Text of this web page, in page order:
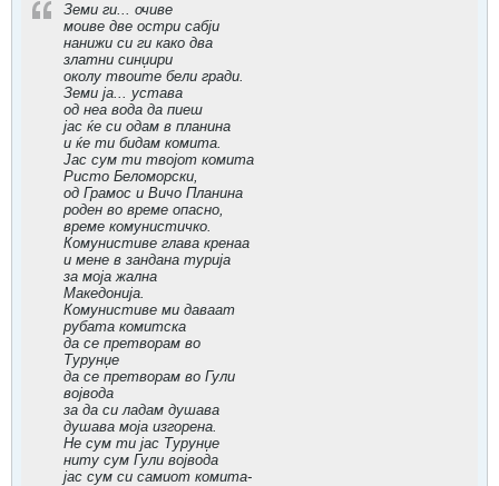
Земи ги... очиве
моиве две остри сабји
нанижи си ги како два
златни синџири
околу твоите бели гради.
Земи ја... устава
од неа вода да пиеш
јас ќе си одам в планина
и ќе ти бидам комита.
Јас сум ти твојот комита
Ристо Беломорски,
од Грамос и Вичо Планина
роден во време опасно,
време комунистичко.
Комунистиве глава кренаа
и мене в зандана турија
за моја жална
Македонија.
Комунистиве ми даваат
рубата комитска
да се претворам во
Турунџе
да се претворам во Гули
војвода
за да си ладам душава
душава моја изгорена.
Не сум ти јас Турунџе
ниту сум Гули војвода
јас сум си самиот комита-